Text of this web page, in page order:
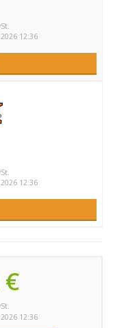
12:36
12:36
12:36